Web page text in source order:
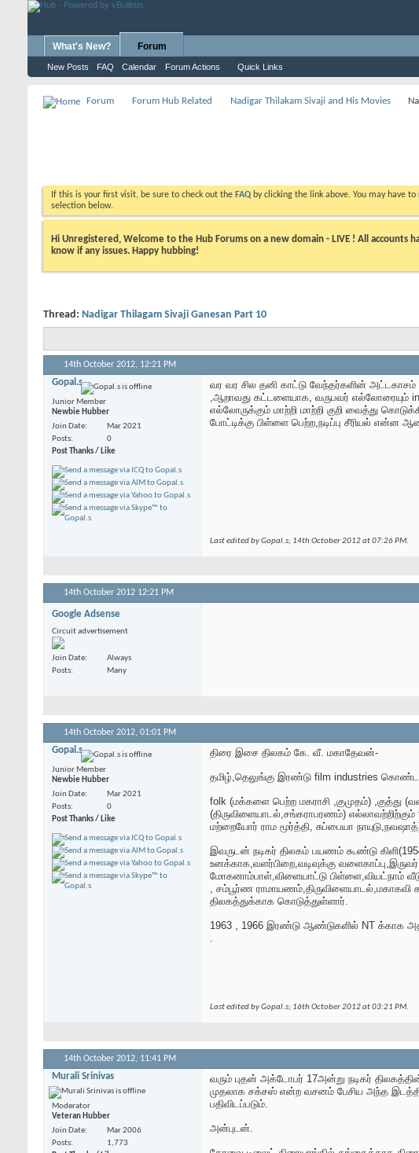
What's New? Forum
New Posts FAQ Calendar Forum Actions Quick Links
Forum Forum Hub Related Nadigar Thilakam Sivaji and His Movies
If this is your first visit, be sure to check out the FAQ by clicking the link above. You may have to
selection below.
Hi Unregistered, Welcome to the Hub Forums on a new domain - LIVE ! All accounts
know if any issues. Happy hubbing!
Thread: Nadigar Thilagam Sivaji Ganesan Part 10
14th October 2012, 12:21 PM
Gopal.s
Junior Member
Newbie Hubber
Join Date
Mar 2021
Posts
0
Post Thanks / Like
வர வர சில தனி காட்டு வேந்தர்களின்
,ஆறாவது கட்டளையாக, வருபவர் எல்லோரையும்
எல்லோருக்கும் மாற்றி மாற்றி குறி வைத்து
போட்டிக்கு பிள்ளை பெற்ற,நடிப்பு சீரியல் என்ன
Last edited by Gopal.s; 14th October 2012 at07:26 PM.
14th October 2012 12:21 PM
Google Adsense
Circuit advertisement
Join Date
Always
Posts
Many
14th October 2012, 01:01 PM
Gopal.s
Junior Member
Newbie Hubber
Join Date
Mar 2021
Posts
0
Post Thanks / Like
திரை இசை திலகம் கே. வீ. மகாதேவன்-
தமிழ்,தெலுங்கு இரண்டு film industries
folk (மக்களை பெற்ற மகராசி ,குமுதம்) ,குத்து
(திருவிளையாடல்,சங்கராபரணம்)
மற்றையோர் ராம மூர்த்தி, சுப்பையா
இவருடன் நடிகர் திலகம் பயணம் கூண்டு
உனக்காக,வளர்பிறை,வடிவுக்கு
மோகனாம்பாள்,விளையாட்டு பிள்ளை,வியட்நாம்
, சம்பூர்ண ராமாயணம்,திருவிளையாடல்,மகாகவி
திலகத்துக்காக கொடுத்துள்ளார்.
1963 , 1966 இரண்டு ஆண்டுகளில் NT க்காக
.
Last edited by Gopal.s; 16th October 2012 at03:21 PM.
14th October 2012, 11:41 PM
Murali Srinivas
Moderator
Veteran Hubber
Join Date
Mar 2006
Posts
1,773
வரும் புதன் அக்டோபர் 17அன்று நடிகர்
முதலாக சக்சஸ் என்ற வசனம் பேசிய அந்த
பதிவிடப்படும்.
அன்புடன்.